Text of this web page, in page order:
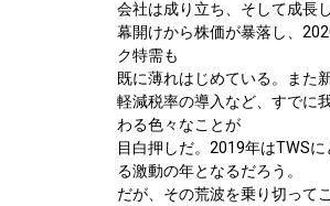
会社は成り立ち、そして成長
幕開けから株価が暴落し、
ク特需も
既に薄れはじめている。また
軽減税率の導入など、すでに
わる色々なことが
目白押しだ。2019年はTWS
る激動の年となるだろう。
だが、その荒波を乗り切って